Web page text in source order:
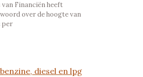
Financiën heeft
over de hoogte van
per
diesel en lpg